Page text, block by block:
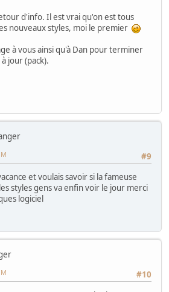
d'info. Il est vrai qu'on est tous
nouveaux styles, moi le premier
à vous ainsi qu'à Dan pour terminer
jour (pack).
#9
et voulais savoir si la fameuse
styles gens va enfin voir le jour merci
logiciel
#10